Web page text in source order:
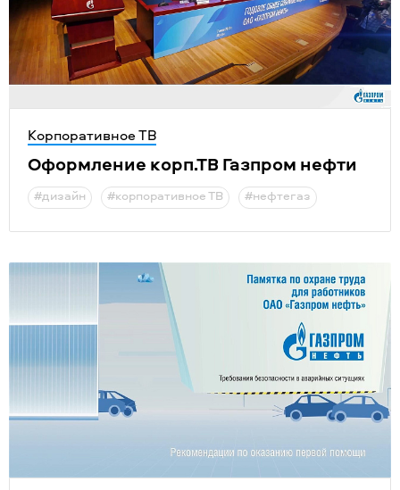
Корпоративное ТВ
Оформление корп.ТВ Газпром нефти
#дизайн #корпоративное ТВ #нефтегаз